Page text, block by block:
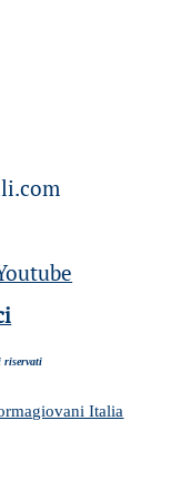
riservati